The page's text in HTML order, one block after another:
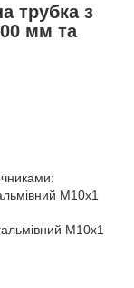
трубка з
мм та
М10х1
М10х1